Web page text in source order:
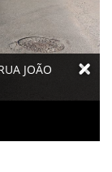
JOÃO